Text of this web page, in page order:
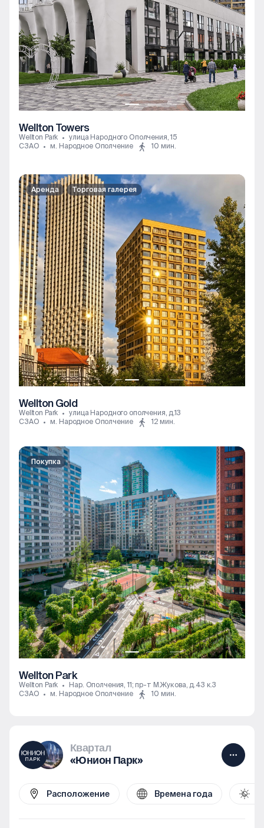
Wellton Towers
Wellton Park
улица Народного Ополчения, 15
СЗАО
м. Народное Ополчение 10 мин.
Аренда Торговая галерея
Wellton Gold
Wellton Park
улица Народного ополчения, д.13
СЗАО
м. Народное Ополчение 12 мин.
Покупка
Wellton Park
Wellton Park
Нар. Ополчения, 11; пр-т М.Жукова, д.43 к.3
СЗАО
м. Народное Ополчение 10 мин.
Квартал
«Юнион Парк»
Расположение Времена года